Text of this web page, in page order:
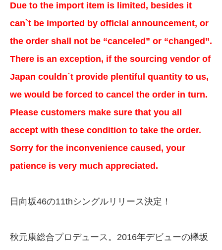
Due to the import item is limited, besides it
can`t be imported by official announcement, or
the order shall not be “canceled” or “changed”.
There is an exception, if the sourcing vendor of
Japan couldn`t provide plentiful quantity to us,
we would be forced to cancel the order in turn.
Please customers make sure that you all
accept with these condition to take the order.
Sorry for the inconvenience caused, your
patience is very much appreciated.
日向坂46の11thシングルリリース決定！
秋元康総合プロデュース。2016年デビューの欅坂